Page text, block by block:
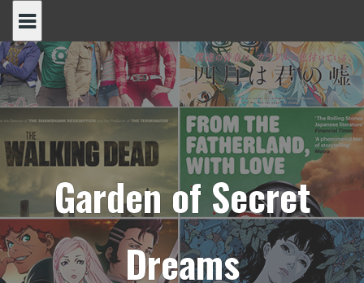
content
Garden of Secret
Dreams